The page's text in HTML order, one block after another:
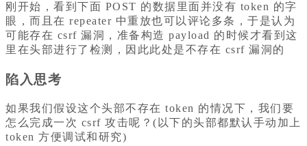
刚开始，看到下面 POST 的数据里面并没有 token 的字
眼，而且在 repeater 中重放也可以评论多条，于是认为
可能存在 csrf 漏洞，准备构造 payload 的时候才看到这
里在头部进行了检测，因此此处是不存在 csrf 漏洞的
陷入思考
如果我们假设这个头部不存在 token 的情况下，我们要
怎么完成一次 csrf 攻击呢？(以下的头部都默认手动加上
token 方便调试和研究)